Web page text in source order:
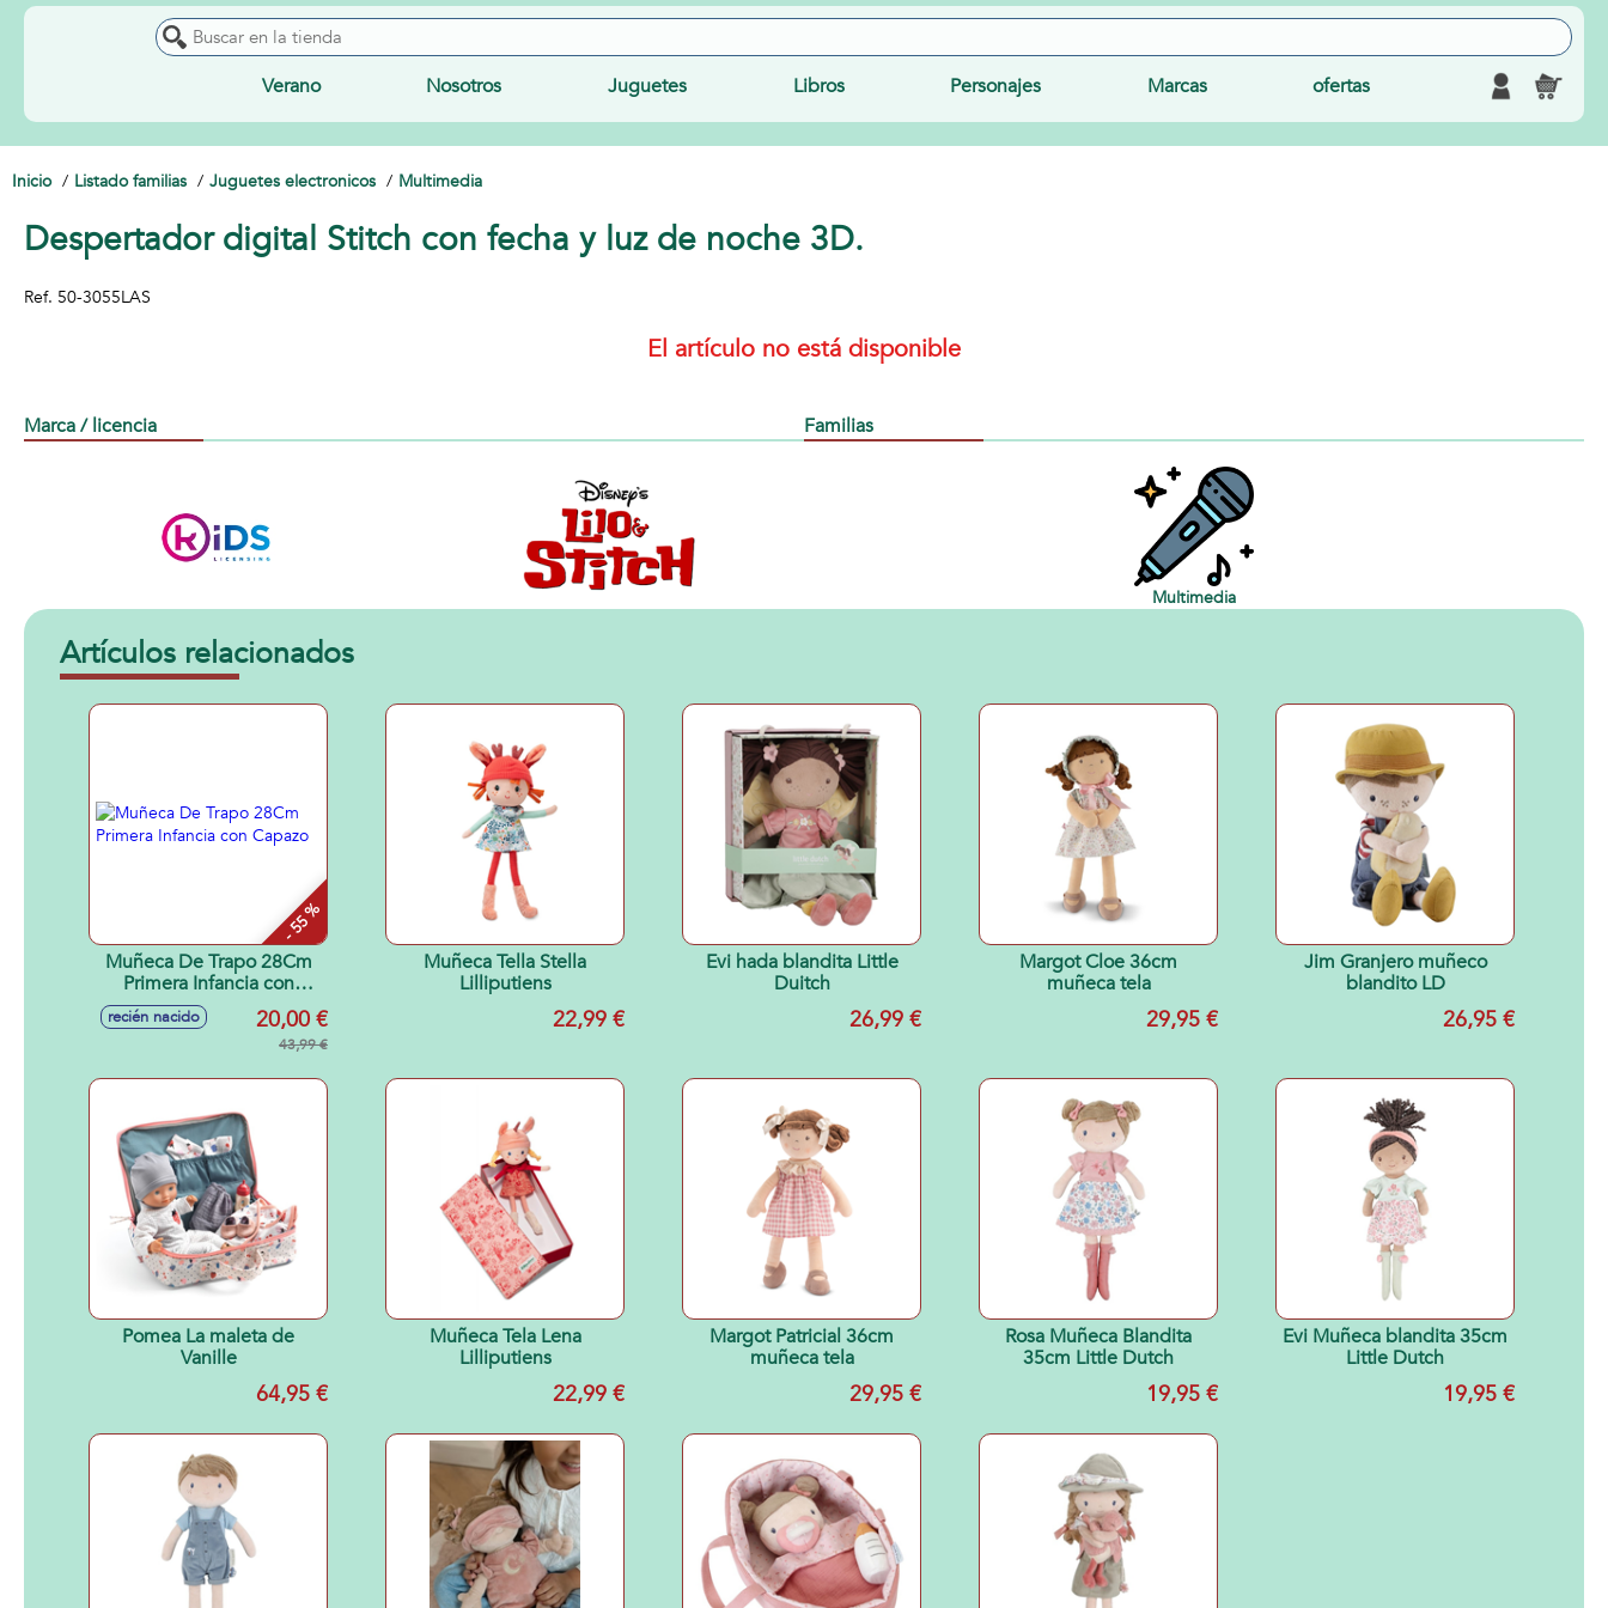
Verano Nosotros Juguetes Libros Personajes Marcas ofertas
Inicio Listado familias Juguetes electronicos Multimedia
Despertador digital Stitch con fecha y luz de noche 3D.
Ref. 50-3055LAS
El artículo no está disponible
Marca / licencia Familias
Multimedia
Artículos relacionados
- 55 %
Muñeca De Trapo 28Cm
Primera Infancia con
Capazo
recién nacido 20,00 €
43,99 €
Muñeca Tella Stella
Lilliputiens
22,99 €
Evi hada blandita Little
Duitch
26,99 €
Margot Cloe 36cm
muñeca tela
29,95 €
Jim Granjero muñeco
blandito LD
26,95 €
Pomea La maleta de
Vanille
64,95 €
Muñeca Tela Lena
Lilliputiens
22,99 €
Margot Patricial 36cm
muñeca tela
29,95 €
Rosa Muñeca Blandita
35cm Little Dutch
19,95 €
Evi Muñeca blandita 35cm
Little Dutch
19,95 €